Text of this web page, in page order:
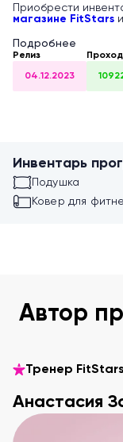
Приобрести
магазине FitStars
Подробнее
Релиз
04.12.2023
Инвентарь
Подушка
Ковер для
Автор
Тренер FitStars
Анастасия